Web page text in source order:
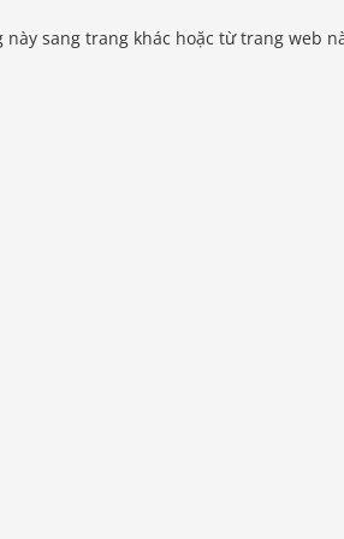
sang trang khác hoặc từ trang web